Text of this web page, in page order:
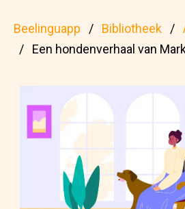
Beelinguapp Bibliotheek
Een hondenverhaal van